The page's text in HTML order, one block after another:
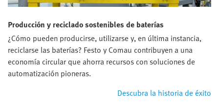
Producción y reciclado sostenibles de baterías
¿Cómo pueden producirse, utilizarse y, en última instancia,
reciclarse las baterías? Festo y Comau contribuyen a una
economía circular que ahorra recursos con soluciones de
automatización pioneras.
Descubra la historia de éxito